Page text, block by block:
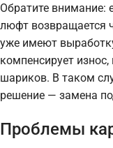
Обратите внимание:
люфт возвращается
уже имеют
компенсирует
шариков. В таком
решение — замена
Проблемы